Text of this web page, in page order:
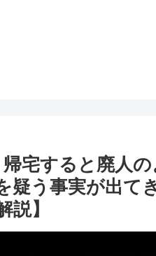
帰宅すると廃人
疑う事実が出て
】